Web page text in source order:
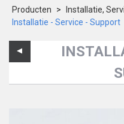
Producten > Installatie,
Installatie - Service - Support